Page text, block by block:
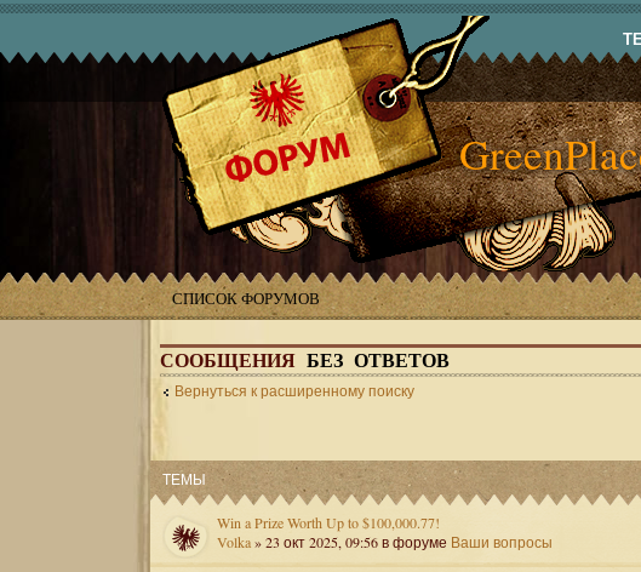
СПИСОК ФОРУМОВ
СООБЩЕНИЯ БЕЗ ОТВЕТОВ
Вернуться к расширенному поиску
ТЕМЫ
Win a Prize Worth Up to $100,000.77!
Volka» 23 окт 2025, 09:56 в форуме Ваши вопросы